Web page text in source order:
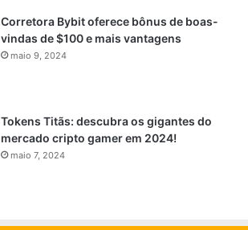
Corretora Bybit oferece bônus de boas-
vindas de $100 e mais vantagens
maio 9, 2024
Tokens Titãs: descubra os gigantes do
mercado cripto gamer em 2024!
maio 7, 2024